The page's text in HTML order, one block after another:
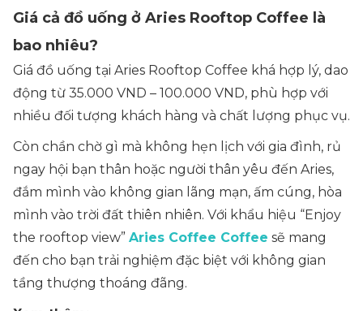
Giá cả đồ uống ở Aries Rooftop Coffee là
bao nhiêu?
Giá đồ uống tại Aries Rooftop Coffee khá hợp lý, dao
động từ 35.000 VND – 100.000 VND, phù hợp với
nhiều đối tượng khách hàng và chất lượng phục vụ.
Còn chần chờ gì mà không hẹn lịch với gia đình, rủ
ngay hội bạn thân hoặc người thân yêu đến Aries,
đắm mình vào không gian lãng mạn, ấm cúng, hòa
mình vào trời đất thiên nhiên. Với khẩu hiệu “Enjoy
the rooftop view” Aries Coffee Coffee sẽ mang
đến cho bạn trải nghiệm đặc biệt với không gian
tầng thượng thoáng đãng.